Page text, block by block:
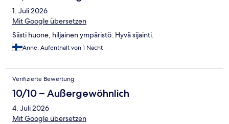
1. Juli 2026
Mit Google übersetzen
Siisti huone, hiljainen ympäristö. Hyvä sijainti.
Anne, Aufenthalt von 1 Nacht
Verifizierte Bewertung
10/10 – Außergewöhnlich
4. Juli 2026
Mit Google übersetzen